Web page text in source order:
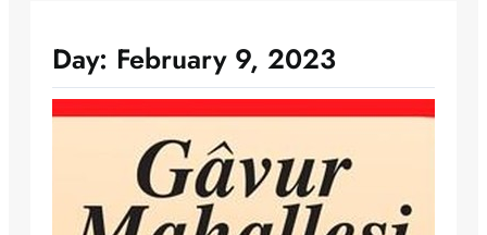
Day: February 9, 2023